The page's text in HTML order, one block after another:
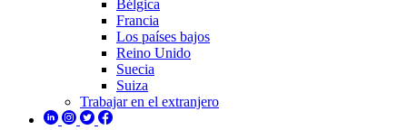
Bélgica
Francia
Los países bajos
Reino Unido
Suecia
Suiza
Trabajar en el extranjero